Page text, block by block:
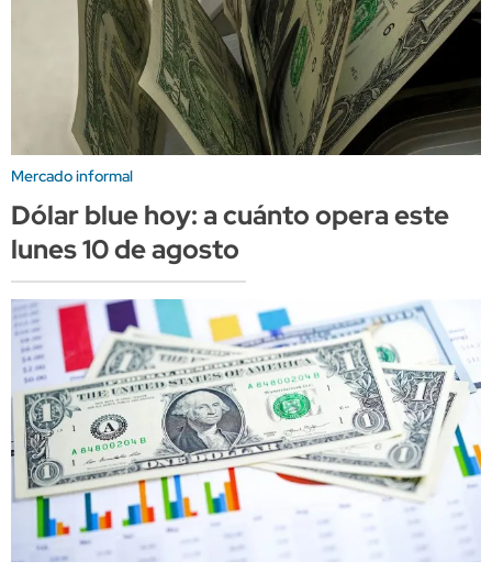
Mercado informal
Dólar blue hoy: a cuánto opera este
lunes 10 de agosto